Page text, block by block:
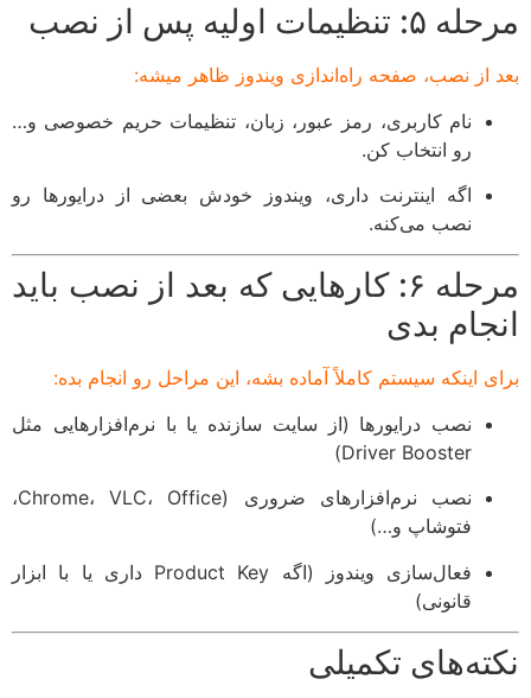
مرحله ۵: تنظیمات اولیه پس از نصب
بعد از نصب، صفحه راه‌اندازی ویندوز ظاهر میشه:
نام کاربری، رمز عبور، زبان، تنظیمات حریم خصوصی و…
رو انتخاب کن.
اگه اینترنت داری، ویندوز خودش بعضی از درایورها رو
نصب می‌کنه.
مرحله ۶: کارهایی که بعد از نصب باید
انجام بدی
برای اینکه سیستم کاملاً آماده بشه، این مراحل رو انجام بده:
نصب درایورها (از سایت سازنده یا با نرم‌افزارهایی مثل
Driver Booster)
نصب نرم‌افزارهای ضروری (Chrome، VLC، Office،
فتوشاپ و…)
فعال‌سازی ویندوز (اگه Product Key داری یا با ابزار
قانونی)
نکته‌های تکمیلی